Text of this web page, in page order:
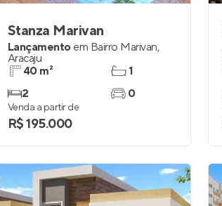
Stanza Marivan
Lançamento em Bairro Marivan,
Aracaju
40 m²
2
1
0
Venda a partir de
R$ 195.000